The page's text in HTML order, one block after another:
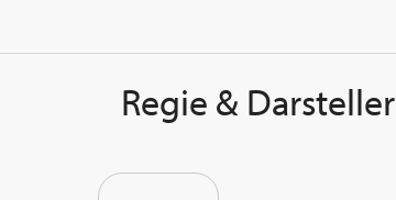
Regie & Darsteller